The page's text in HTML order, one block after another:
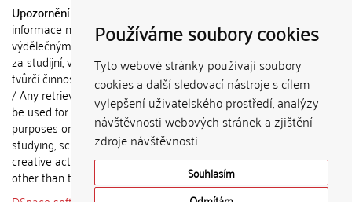
Používáme soubory cookies
Tyto webové stránky používají soubory
cookies a další sledovací nástroje s cílem
vylepšení uživatelského prostředí, analýzy
návštěvnosti webových stránek a zjištění
zdroje návštěvnosti.
Souhlasím
Upozornění / Notice:
informace nemohou být použity k
výdělečným účelům nebo vydávány
za studijní, vědeckou nebo jinou
tvůrčí činnost jiné osoby než autora.
/ Any retrieved information shall not
be used for any commercial
purposes or claimed as results of
studying, scientific or any other
creative activities of any person
other than the author.